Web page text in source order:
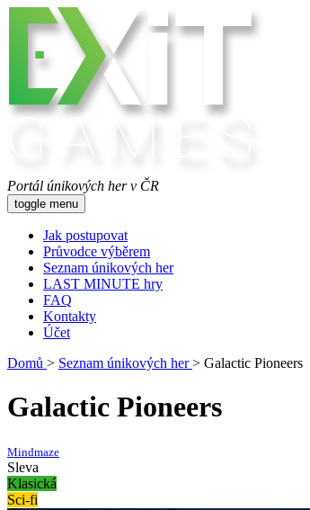
Portál únikových her v ČR
toggle menu
Jak postupovat
Průvodce výběrem
Seznam únikových her
LAST MINUTE hry
FAQ
Kontakty
Účet
Domů > Seznam únikových her > Galactic Pioneers
Galactic Pioneers
Mindmaze
Sleva
Klasická
Sci-fi